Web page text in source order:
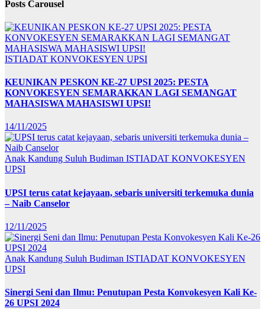
Posts Carousel
ISTIADAT KONVOKESYEN UPSI
KEUNIKAN PESKON KE-27 UPSI 2025: PESTA
KONVOKESYEN SEMARAKKAN LAGI SEMANGAT
MAHASISWA MAHASISWI UPSI!
14/11/2025
Anak Kandung Suluh Budiman ISTIADAT KONVOKESYEN
UPSI
UPSI terus catat kejayaan, sebaris universiti terkemuka dunia
– Naib Canselor
12/11/2025
Anak Kandung Suluh Budiman ISTIADAT KONVOKESYEN
UPSI
Sinergi Seni dan Ilmu: Penutupan Pesta Konvokesyen Kali Ke-
26 UPSI 2024